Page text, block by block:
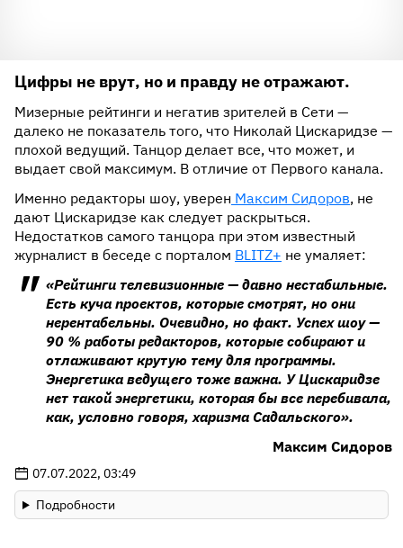
Цифры не врут, но и правду не отражают.
Мизерные рейтинги и негатив зрителей в Сети —
далеко не показатель того, что Николай Цискаридзе —
плохой ведущий. Танцор делает все, что может, и
выдает свой максимум. В отличие от Первого канала.
Именно редакторы шоу, уверен Максим Сидоров, не
дают Цискаридзе как следует раскрыться.
Недостатков самого танцора при этом известный
журналист в беседе с порталом BLITZ+ не умаляет:
«Рейтинги телевизионные — давно нестабильные.
Есть куча проектов, которые смотрят, но они
нерентабельны. Очевидно, но факт. Успех шоу —
90 % работы редакторов, которые собирают и
отлаживают крутую тему для программы.
Энергетика ведущего тоже важна. У Цискаридзе
нет такой энергетики, которая бы все перебивала,
как, условно говоря, харизма Садальского».
Максим Сидоров
07.07.2022, 03:49
Подробности